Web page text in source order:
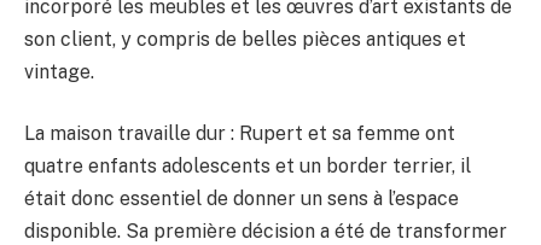
incorporé les meubles et les œuvres d’art existants de
son client, y compris de belles pièces antiques et
vintage.
La maison travaille dur : Rupert et sa femme ont
quatre enfants adolescents et un border terrier, il
était donc essentiel de donner un sens à l’espace
disponible. Sa première décision a été de transformer